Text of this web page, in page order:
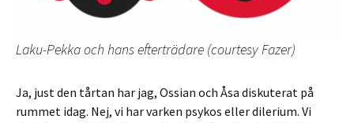
Laku-Pekka och hans efterträdare (courtesy Fazer)
Ja, just den tårtan har jag, Ossian och Åsa diskuterat på
rummet idag. Nej, vi har varken psykos eller dilerium. Vi